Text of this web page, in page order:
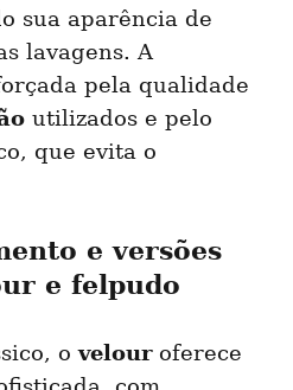
sua aparência de
lavagens. A
pela qualidade
utilizados e pelo
que evita o
e versões
e felpudo
o velour oferece